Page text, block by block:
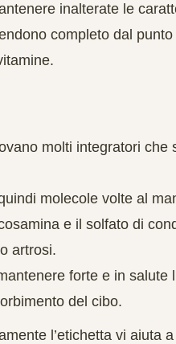
inalterate le
completo dal
molti integratori che
molecole volte al
e il solfato di
artrosi.
forte e in salute
del cibo.
l’etichetta vi aiuta